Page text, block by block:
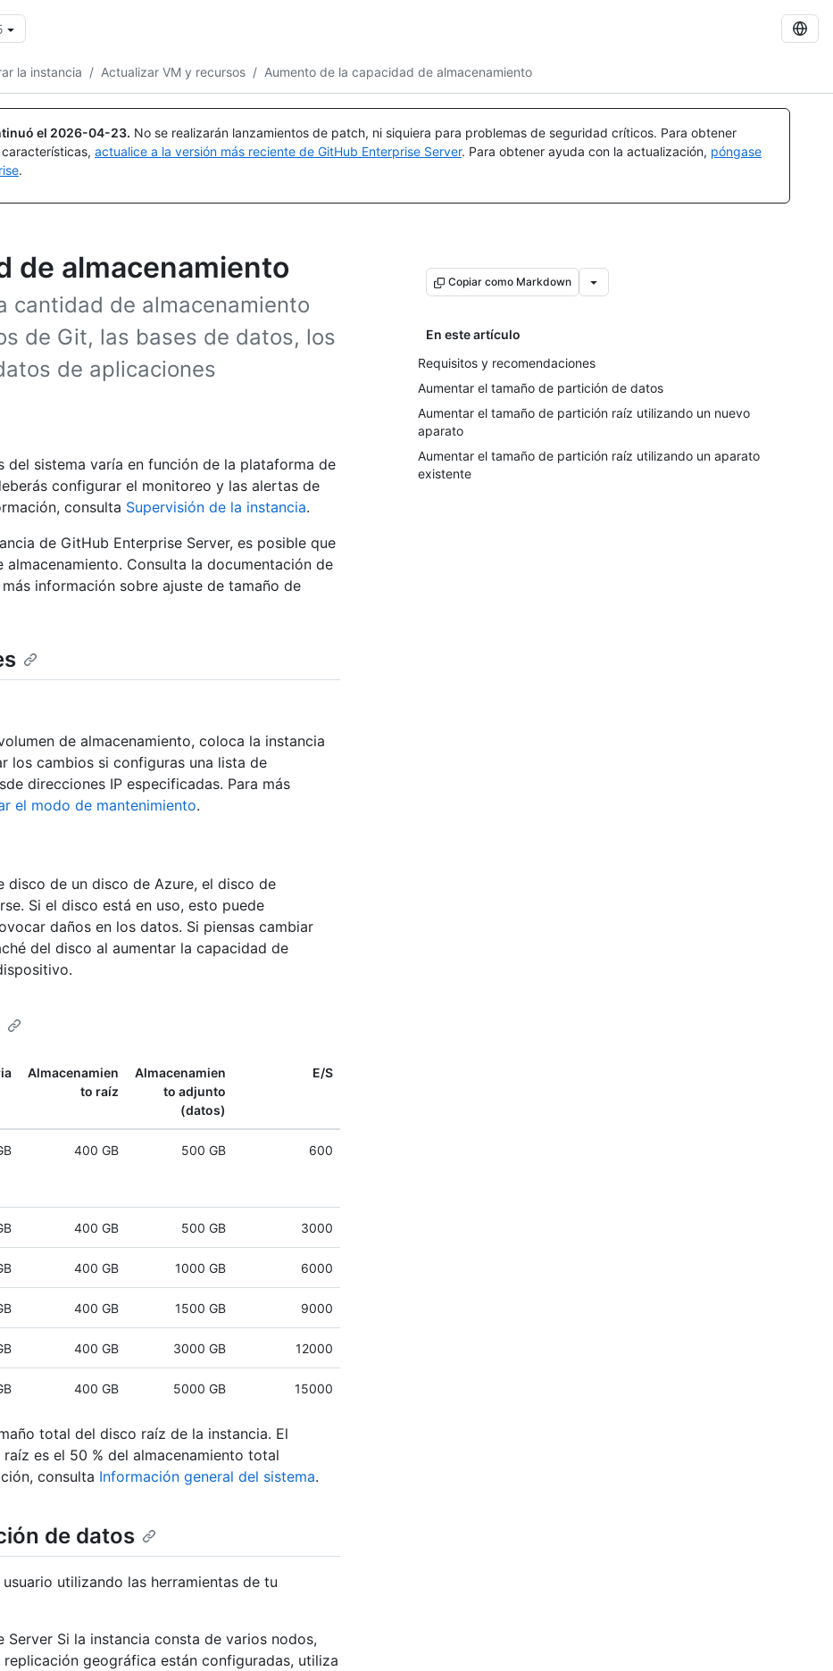
la instancia / Actualizar VM y recursos / Aumento de la capacidad de almacenamiento
el 2026-04-23. No se realizarán lanzamientos de patch, ni siquiera para problemas de seguridad críticos. Para obtener
actualice a la versión más reciente de GitHub Enterprise Server. Para obtener ayuda con la actualización, póngase
.
de almacenamiento
cantidad de almacenamiento
de Git, las bases de datos, los
de aplicaciones
Copiar como Markdown
En este artículo
Requisitos y recomendaciones
Aumentar el tamaño de partición de datos
Aumentar el tamaño de partición raíz utilizando un nuevo
aparato
Aumentar el tamaño de partición raíz utilizando un aparato
existente
del sistema varía en función de la plataforma de
configurar el monitoreo y las alertas de
consulta Supervisión de la instancia.
de GitHub Enterprise Server, es posible que
Consulta la documentación de
información sobre ajuste de tamaño de
de almacenamiento, coloca la instancia
los cambios si configuras una lista de
direcciones IP especificadas. Para más
el modo de mantenimiento.
de un disco de Azure, el disco de
Si el disco está en uso, esto puede
daños en los datos. Si piensas cambiar
del disco al aumentar la capacidad de
Almacenamien
to raíz
Almacenamien
to adjunto
(datos)
E/S
400 GB 500 GB 600
400 GB 500 GB 3000
400 GB 1000 GB 6000
400 GB 1500 GB 9000
400 GB 3000 GB 12000
400 GB 5000 GB 15000
total del disco raíz de la instancia. El
es el 50 % del almacenamiento total
consulta Información general del sistema.
de datos
utilizando las herramientas de tu
Si la instancia consta de varios nodos,
geográfica están configuradas, utiliza